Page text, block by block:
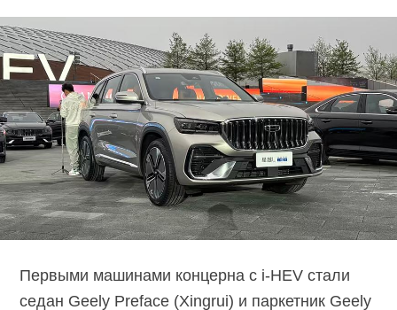
Первыми машинами концерна с i-HEV стали
седан Geely Preface (Xingrui) и паркетник Geely